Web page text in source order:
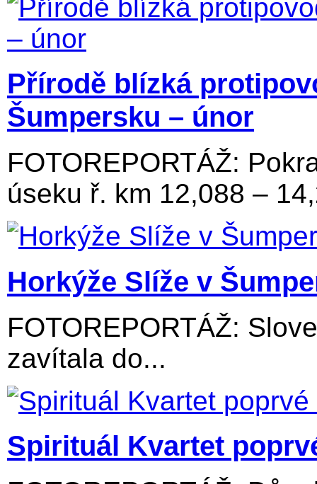
Přírodě blízká
Šumpersku – únor
FOTOREPORTÁŽ:
úseku ř. km 12,088 –
Horkýže Slíže v
FOTOREPORTÁŽ:
zavítala do...
Spirituál Kvartet